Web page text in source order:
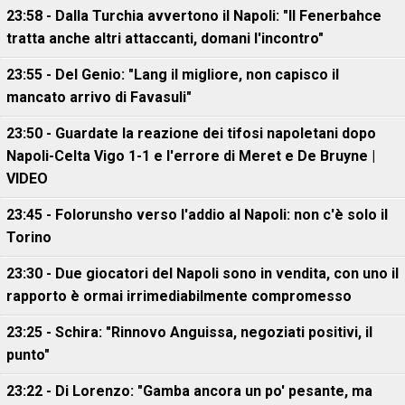
23:58 - Dalla Turchia avvertono il Napoli: "Il Fenerbahce
tratta anche altri attaccanti, domani l'incontro"
23:55 - Del Genio: "Lang il migliore, non capisco il
mancato arrivo di Favasuli"
23:50 - Guardate la reazione dei tifosi napoletani dopo
Napoli-Celta Vigo 1-1 e l'errore di Meret e De Bruyne |
VIDEO
23:45 - Folorunsho verso l'addio al Napoli: non c'è solo il
Torino
23:30 - Due giocatori del Napoli sono in vendita, con uno il
rapporto è ormai irrimediabilmente compromesso
23:25 - Schira: "Rinnovo Anguissa, negoziati positivi, il
punto"
23:22 - Di Lorenzo: "Gamba ancora un po' pesante, ma